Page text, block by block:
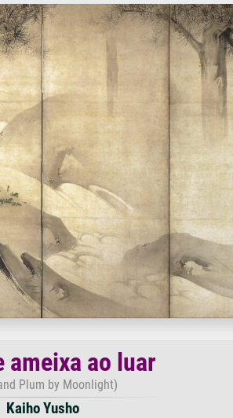
ameixa ao luar
Plum by Moonlight)
Kaiho Yusho